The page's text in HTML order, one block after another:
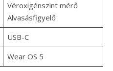
Véroxigénszint mérő
Alvasásfigyelő
USB-C
Wear OS 5